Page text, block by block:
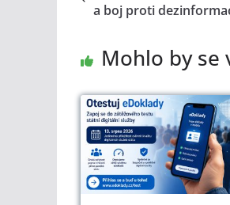
a boj proti
Mohlo by se